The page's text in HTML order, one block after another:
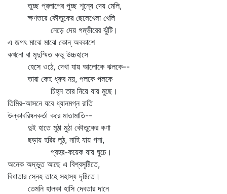
তুচ্ছ প্রলাপের পুচ্ছ শূন্যে দেয় মেলি,
ক্ষণতরে কৌতুকের ছেলেখেলা খেলি
নেড়ে দেয় গম্ভীরের ঝুঁটি।
এ জগৎ মাঝে মাঝে কোন্‌ অবকাশে
কখনো বা মৃদুস্মিত কভু উচ্চহাসে
হেসে ওঠে, দেখা যায় আলোকে ঝলকে--
তারা কেহ ধ্রুব নয়, পলকে পলকে
চিহ্ন তার নিয়ে যায় মুছে।
তিমির-আসনে যবে ধ্যানমগ্ন রাতি
উল্কাবরিষনকর্তা করে মাতামাতি--
দুই হাতে মুঠা মুঠা কৌতুকের কণা
ছড়ায় হরির লুঠ, নাহি যায় গনা,
প্রহর-কয়েক যায় ঘুচে।
অনেক অদ্ভুত আছে এ বিশ্বসৃষ্টিতে,
বিধাতার স্নেহ তাহে সহাস্য দৃষ্টিতে।
তেমনি হালকা হাসি দেবতার দানে